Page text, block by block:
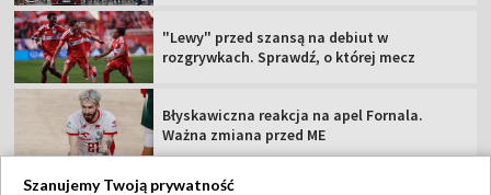
"Lewy" przed szansą na debiut w
rozgrywkach. Sprawdź, o której mecz
Błyskawiczna reakcja na apel Fornala.
Ważna zmiana przed ME
Szanujemy Twoją prywatność